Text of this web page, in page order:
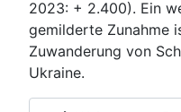
2023: + 2.400). Ein
gemilderte Zunahme
Zuwanderung von
Ukraine.